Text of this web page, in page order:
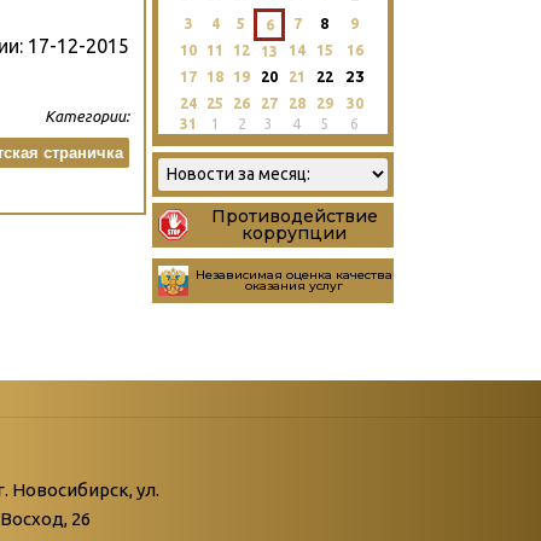
17-12-2015
Категории:
страничка
3 4 5 6 7 8
9
10
11 12 13 14 15
16
17
18 19 20 21 22 23
24 25 26 27 28 29
30
31
1 2 3 4 5 6
Противодействие
коррупции
Независимая оценка качества
оказания услуг
Новосибирск, ул.
Восход, 26